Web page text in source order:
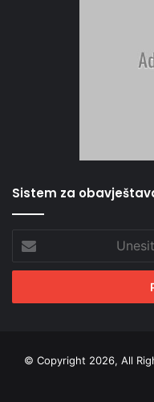
Sistem za
Email
adresu
© Copyright 2026, All